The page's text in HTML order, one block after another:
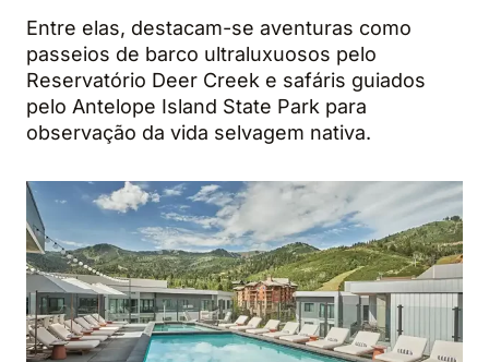
Entre elas, destacam-se aventuras como
passeios de barco ultraluxuosos pelo
Reservatório Deer Creek e safáris guiados
pelo Antelope Island State Park para
observação da vida selvagem nativa.